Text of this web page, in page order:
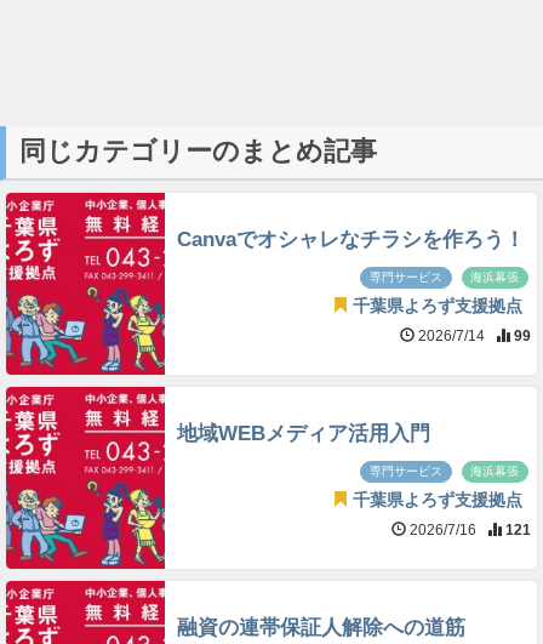
同じカテゴリーのまとめ記事
Canvaでオシャレなチラシを作ろう！
専門サービス 海浜幕張
千葉県よろず支援拠点
2026/7/14 99
地域WEBメディア活用入門
専門サービス 海浜幕張
千葉県よろず支援拠点
2026/7/16 121
融資の連帯保証人解除への道筋